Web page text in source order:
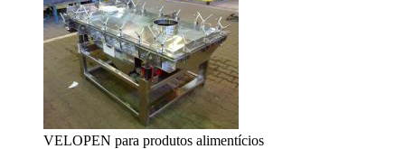
VELOPEN para produtos alimentícios